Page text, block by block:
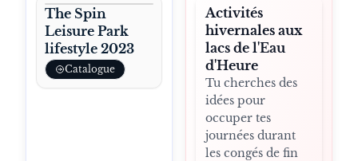
The Spin
Leisure Park
lifestyle 2023
Catalogue
Activités
hivernales aux
lacs de l'Eau
d'Heure
Tu cherches des
idées pour
occuper tes
journées durant
les congés de fin